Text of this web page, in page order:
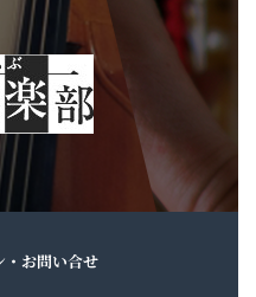
・お問い合せ